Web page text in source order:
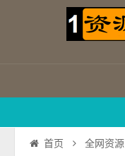
首页 全网资源